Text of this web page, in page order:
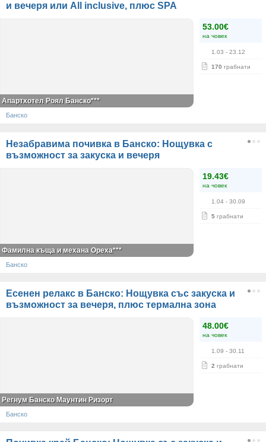
и вечеря или All inclusive, плюс SPA
53.00€
на човек
1.03 - 23.12
170 грабнати
Апартхотел Роял Банско***
Банско
Незабравима почивка в Банско: Нощувка с
възможност за закуска и вечеря
19.43€
на човек
1.04 - 30.09
5 грабнати
Фамилна къща и механа Ореха***
Банско
Есенен релакс в Банско: Нощувка със закуска и
възможност за вечеря, плюс термална зона
48.00€
на човек
1.09 - 30.11
2 грабнати
Регнум Банско Маунтин Ризорт
Банско